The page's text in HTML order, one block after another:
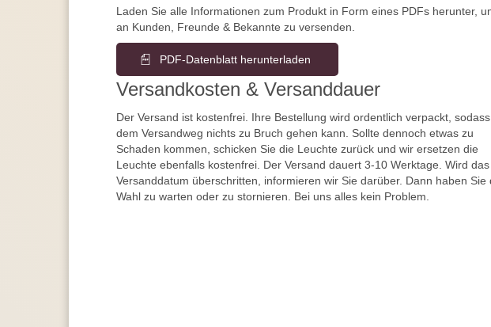
Laden Sie alle Informationen zum Produkt in Form eines PDFs herunter,
an Kunden, Freunde & Bekannte zu versenden.
PDF-Datenblatt herunterladen
Versandkosten & Versanddauer
Der Versand ist kostenfrei. Ihre Bestellung wird ordentlich verpackt,
dem Versandweg nichts zu Bruch gehen kann. Sollte dennoch etwas zu
Schaden kommen, schicken Sie die Leuchte zurück und wir ersetzen die
Leuchte ebenfalls kostenfrei. Der Versand dauert 3-10 Werktage. Wird das
Versanddatum überschritten, informieren wir Sie darüber. Dann haben Sie
Wahl zu warten oder zu stornieren. Bei uns alles kein Problem.